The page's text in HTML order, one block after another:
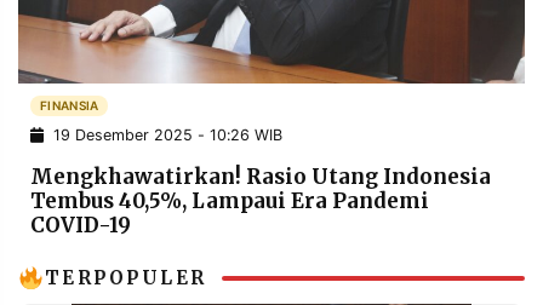
PRIVACY
POLICY
BERITA
WARGA
INFORMASI
IKLAN
KIRIM
PENGADUAN TERM
OF
SERVICE
IKUTI
FINANSIA
19 Desember 2025 - 10:26 WIB
Mengkhawatirkan! Rasio Utang Indonesia
Tembus 40,5%, Lampaui Era Pandemi
COVID-19
TERPOPULER